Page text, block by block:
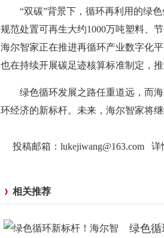
“双碳”背景下，循环再利用的绿色
规范处置可再生大约1000万吨塑料、
海尔智家正在推进再循环产业数字化
也在持续开展碳足迹核算标准制定，推
绿色循环发展之路任重道远，而海
环经济的新标杆。未来，海尔智家将
投稿邮箱：lukejiwang@163.com 详
相关推荐
绿色循